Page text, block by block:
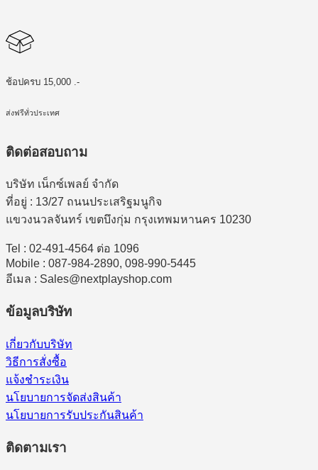
ช้อปครบ 15,000 .-
ส่งฟรีทั่วประเทศ
ติดต่อสอบถาม
บริษัท เน็กซ์เพลย์ จำกัด
ที่อยู่ : 13/27 ถนนประเสริฐมนูกิจ
แขวงนวลจันทร์ เขตบึงกุ่ม กรุงเทพมหานคร 10230
Tel : 02-491-4564 ต่อ 1096
Mobile : 087-984-2890, 098-990-5445
อีเมล : Sales@nextplayshop.com
ข้อมูลบริษัท
เกี่ยวกับบริษัท
วิธีการสั่งซื้อ
แจ้งชำระเงิน
นโยบายการจัดส่งสินค้า
นโยบายการรับประกันสินค้า
ติดตามเรา